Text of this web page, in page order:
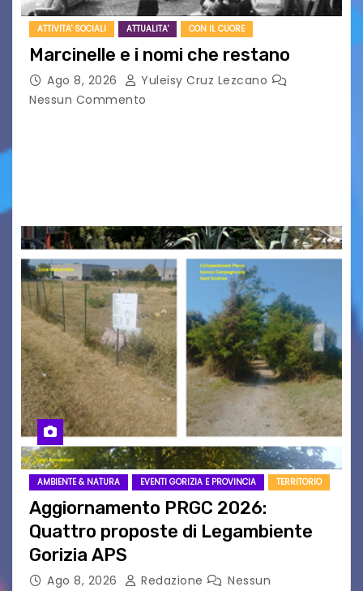
ATTIVITA' SOCIALI ATTUALITA' CON IL CUORE
Marcinelle e i nomi che restano
Ago 8, 2026
Yuleisy Cruz Lezcano
Nessun Commento
AMBIENTE & NATURA EVENTI GORIZIA E PROVINCIA TERRITORIO
Aggiornamento PRGC 2026:
Quattro proposte di Legambiente
Gorizia APS
Ago 8, 2026 Redazione
Nessun